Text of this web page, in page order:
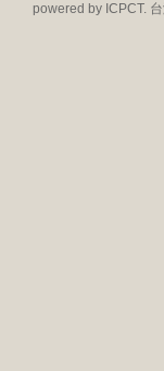
powered by ICPCT.